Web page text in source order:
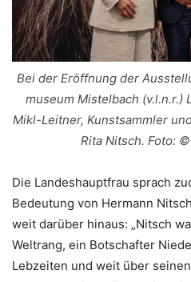
Bei der Eröffnung der
museum Mistelbach (v.l.n.r.)
Mikl-Leitner, Kunstsammler
Rita Nitsch. Foto:
Die Landeshauptfrau sprach
Bedeutung von Hermann
weit darüber hinaus: „Nitsch
Weltrang, ein Botschafter
Lebzeiten und weit über